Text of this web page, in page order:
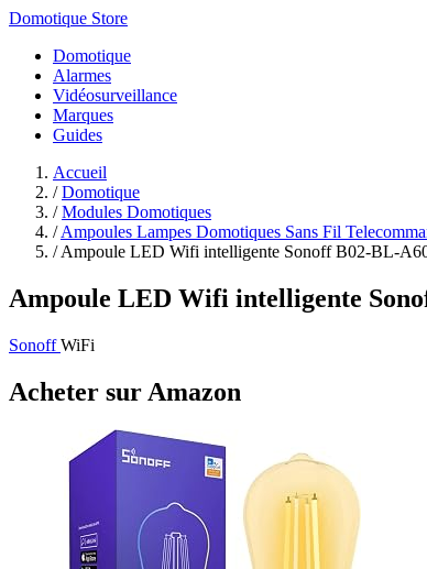
Domotique Store
Domotique
Alarmes
Vidéosurveillance
Marques
Guides
Accueil
/ Domotique
/ Modules Domotiques
/ Ampoules Lampes Domotiques Sans Fil
/ Ampoule LED Wifi intelligente Sonoff B02-BL-
Ampoule LED Wifi intelligente
SonoffWiFi
Acheter sur Amazon